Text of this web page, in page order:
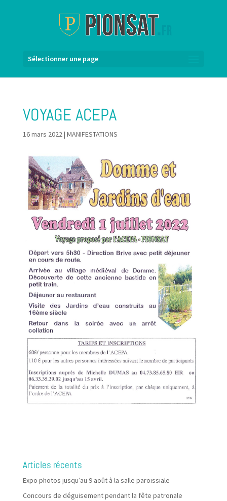
Sélectionner une page
VOYAGE ACEPA
16 mars 2022| MANIFESTATIONS
Articles récents
Expo photos jusqu’au 9 août à la salle paroissiale
Concours de déguisement pendant la fête patronale